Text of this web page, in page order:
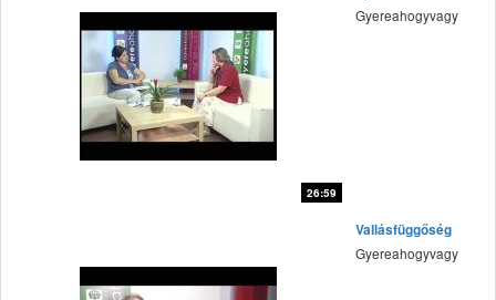
26:59
Gyereahogyvagy
Vallásfüggőség
Gyereahogyvagy